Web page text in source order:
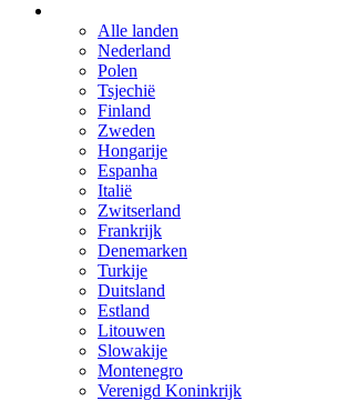
Alle landen
Nederland
Polen
Tsjechië
Finland
Zweden
Hongarije
Espanha
Italië
Zwitserland
Frankrijk
Denemarken
Turkije
Duitsland
Estland
Litouwen
Slowakije
Montenegro
Verenigd Koninkrijk